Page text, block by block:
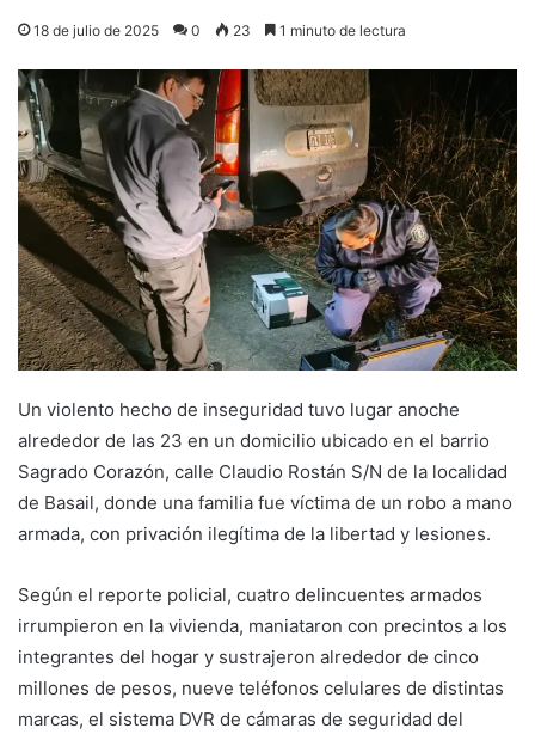
18 de julio de 2025 0 23 1 minuto de lectura
Un violento hecho de inseguridad tuvo lugar anoche
alrededor de las 23 en un domicilio ubicado en el barrio
Sagrado Corazón, calle Claudio Rostán S/N de la localidad
de Basail, donde una familia fue víctima de un robo a mano
armada, con privación ilegítima de la libertad y lesiones.
Según el reporte policial, cuatro delincuentes armados
irrumpieron en la vivienda, maniataron con precintos a los
integrantes del hogar y sustrajeron alrededor de cinco
millones de pesos, nueve teléfonos celulares de distintas
marcas, el sistema DVR de cámaras de seguridad del